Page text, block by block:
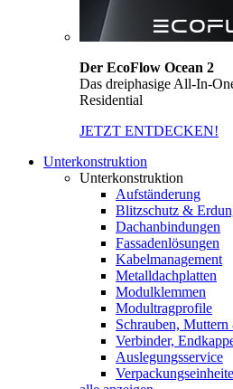
Der EcoFlow Ocean 2
Das dreiphasige All-In-
Residential
JETZT ENTDECKEN!
Unterkonstruktion
Unterkonstruktion
Aufständerung
Blitzschutz &
Dachanbindungen
Fassadenlösungen
Kabelmanagement
Metalldachplatten
Modulklemmen
Modultragprofile
Schrauben,
Verbinder,
Auslegungsservice